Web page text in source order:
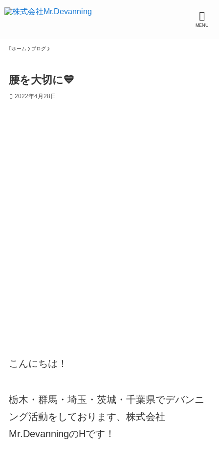
MENU
ホーム ブログ
腰を大切に💙
2022年4月28日
こんにちは！
栃木・群馬・埼玉・茨城・千葉県でデバンニ
ング活動をしております、株式会社
Mr.DevanningのHです！